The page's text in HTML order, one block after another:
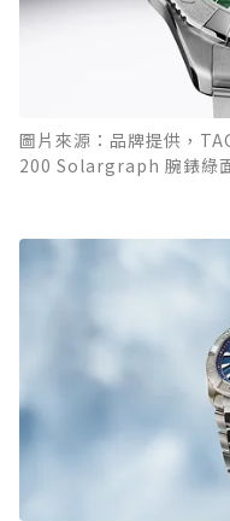
圖片來源：品牌提供，
200 Solargraph 腕錶綠